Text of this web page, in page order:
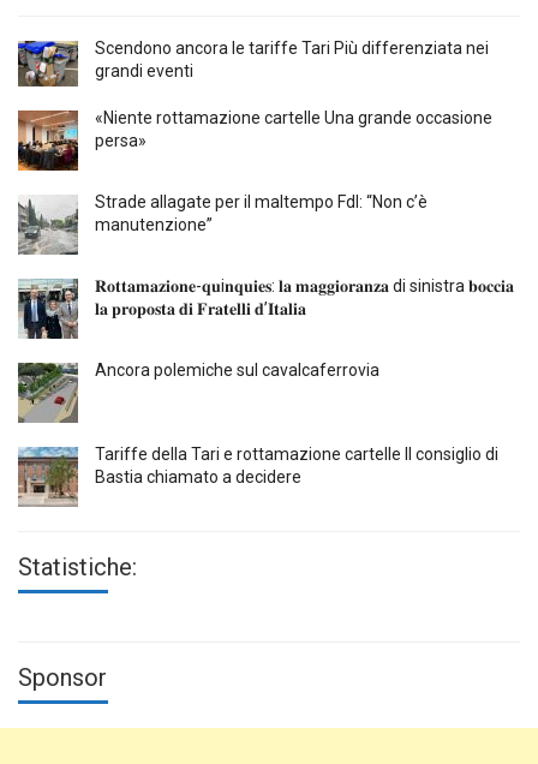
Scendono ancora le tariffe Tari Più differenziata nei
grandi eventi
«Niente rottamazione cartelle Una grande occasione
persa»
Strade allagate per il maltempo FdI: “Non c’è
manutenzione”
𝐑𝐨𝐭𝐭𝐚𝐦𝐚𝐳𝐢𝐨𝐧𝐞-𝐪𝐮i𝐧𝐪𝐮𝐢𝐞𝐬: 𝐥𝐚 𝐦𝐚𝐠𝐠𝐢𝐨𝐫𝐚𝐧𝐳𝐚 di sinistra 𝐛𝐨𝐜𝐜𝐢𝐚
𝐥𝐚 𝐩𝐫𝐨𝐩𝐨𝐬𝐭𝐚 𝐝𝐢 𝐅𝐫𝐚𝐭𝐞𝐥𝐥𝐢 𝐝’𝐈𝐭𝐚𝐥𝐢𝐚
Ancora polemiche sul cavalcaferrovia
Tariffe della Tari e rottamazione cartelle Il consiglio di
Bastia chiamato a decidere
Statistiche:
Sponsor